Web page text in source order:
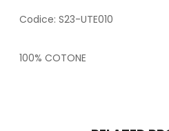
Codice: S23-UTE010
100% COTONE